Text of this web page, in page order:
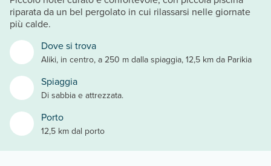
Dove si trova
Aliki, in centro, a 250 m dalla spiaggia, 12,5 km da Parikia
Spiaggia
Di sabbia e attrezzata.
Porto
12,5 km dal porto
riparata da un bel pergolato in cui rilassarsi nelle giornate
più calde.